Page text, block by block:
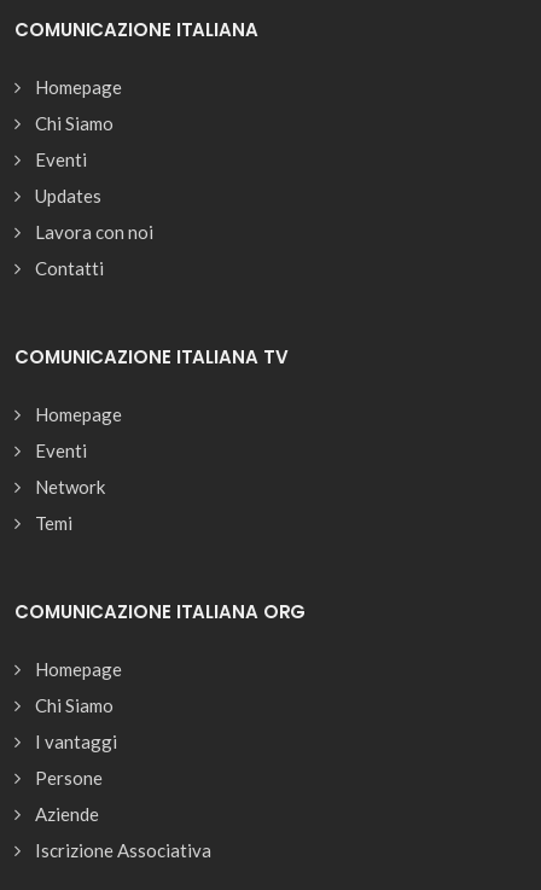
COMUNICAZIONE ITALIANA
Homepage
Chi Siamo
Eventi
Updates
Lavora con noi
Contatti
COMUNICAZIONE ITALIANA TV
Homepage
Eventi
Network
Temi
COMUNICAZIONE ITALIANA ORG
Homepage
Chi Siamo
I vantaggi
Persone
Aziende
Iscrizione Associativa